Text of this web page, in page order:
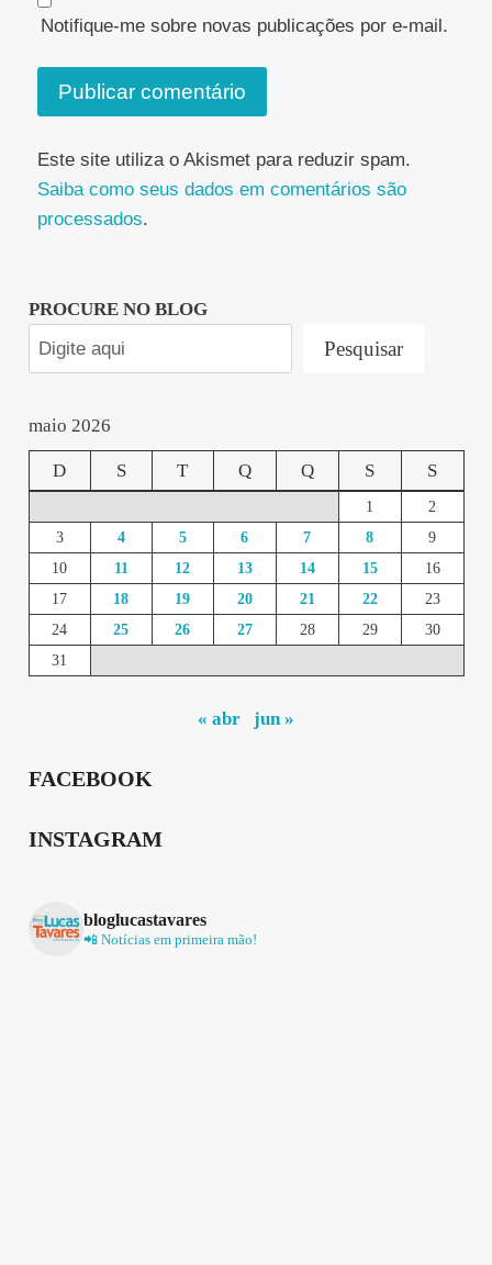
Notifique-me sobre novas publicações por e-mail.
Este site utiliza o Akismet para reduzir spam.
Saiba como seus dados em comentários são
processados.
PROCURE NO BLOG
Pesquisar
maio 2026
D S T Q Q S S
1
2
3
4 5 6 7 8
9
10
11 12 13 14 15
16
17
18 19 20 21 22
23
24
25 26 27 28 29
30
31
« abr jun »
FACEBOOK
INSTAGRAM
bloglucastavares
📲 Notícias em primeira mão!